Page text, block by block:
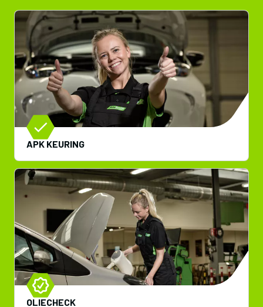
APK KEURING
OLIECHECK